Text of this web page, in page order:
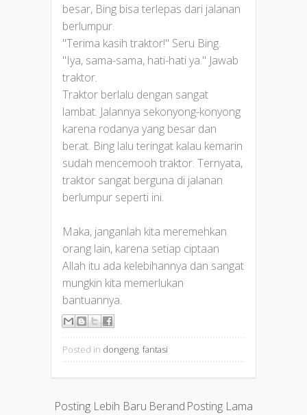
besar, Bing bisa terlepas dari jalanan
berlumpur.
"Terima kasih traktor!" Seru Bing.
"Iya, sama-sama, hati-hati ya." Jawab
traktor.
Traktor berlalu dengan sangat
lambat. Jalannya sekonyong-konyong
karena rodanya yang besar dan
berat. Bing lalu teringat kalau kemarin
sudah mencemooh traktor. Ternyata,
traktor sangat berguna di jalanan
berlumpur seperti ini.
Maka, janganlah kita meremehkan
orang lain, karena setiap ciptaan
Allah itu ada kelebihannya dan sangat
mungkin kita memerlukan
bantuannya.
Posted in dongeng, fantasi
Posting Lebih Baru Posting Lama
Berand